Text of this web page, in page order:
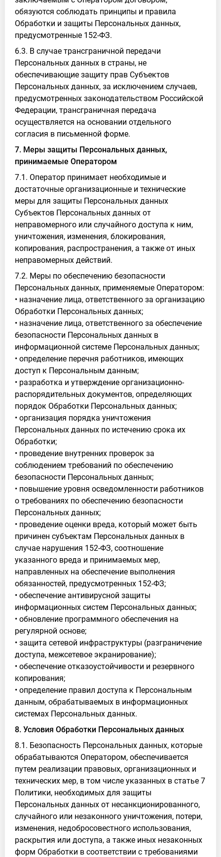
обязуются соблюдать принципы и правила
Обработки и защиты Персональных данных,
предусмотренные 152-ФЗ.
6.3. В случае трансграничной передачи
Персональных данных в страны, не
обеспечивающие защиту прав Субъектов
Персональных данных, за исключением случаев,
предусмотренных законодательством Российской
Федерации, трансграничная передача
осуществляется на основании отдельного
согласия в письменной форме.
7. Меры защиты Персональных данных,
принимаемые Оператором
7.1. Оператор принимает необходимые и
достаточные организационные и технические
меры для защиты Персональных данных
Субъектов Персональных данных от
неправомерного или случайного доступа к ним,
уничтожения, изменения, блокирования,
копирования, распространения, а также от иных
неправомерных действий.
7.2. Меры по обеспечению безопасности
Персональных данных, применяемые Оператором:
• назначение лица, ответственного за организацию
Обработки Персональных данных;
• назначение лица, ответственного за обеспечение
безопасности Персональных данных в
информационной системе Персональных данных;
• определение перечня работников, имеющих
доступ к Персональным данным;
• разработка и утверждение организационно-
распорядительных документов, определяющих
порядок Обработки Персональных данных;
• организация порядка уничтожения
Персональных данных по истечению срока их
Обработки;
• проведение внутренних проверок за
соблюдением требований по обеспечению
безопасности Персональных данных;
• повышение уровня осведомленности работников
о требованиях по обеспечению безопасности
Персональных данных;
• проведение оценки вреда, который может быть
причинен субъектам Персональных данных в
случае нарушения 152-ФЗ, соотношение
указанного вреда и принимаемых мер,
направленных на обеспечение выполнения
обязанностей, предусмотренных 152-ФЗ;
• обеспечение антивирусной защиты
информационных систем Персональных данных;
• обновление программного обеспечения на
регулярной основе;
• защита сетевой инфраструктуры (разграничение
доступа, межсетевое экранирование);
• обеспечение отказоустойчивости и резервного
копирования;
• определение правил доступа к Персональным
данным, обрабатываемых в информационных
системах Персональных данных.
8. Условия Обработки Персональных данных
8.1. Безопасность Персональных данных, которые
обрабатываются Оператором, обеспечивается
путем реализации правовых, организационных и
технических мер, в том числе указанных в статье 7
Политики, необходимых для защиты
Персональных данных от несанкционированного,
случайного или незаконного уничтожения, потери,
изменения, недобросовестного использования,
раскрытия или доступа, а также иных незаконных
форм Обработки в соответствии с требованиями